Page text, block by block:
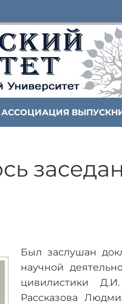
АССОЦИАЦИЯ
Был заслушан
научной
цивилистики
Рассказова